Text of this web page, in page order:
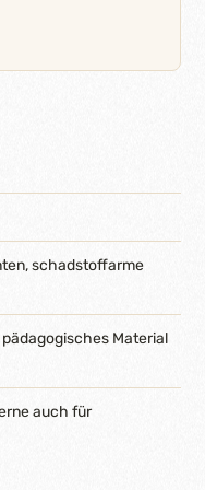
schadstoffarme
Material
auch für